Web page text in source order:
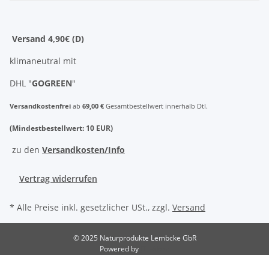
Versand 4,90€ (D)
klimaneutral mit
DHL "GOGREEN"
Versandkostenfrei ab 69,00 € Gesamtbestellwert innerhalb Dtl.
(Mindestbestellwert: 10 EUR)
zu den Versandkosten/Info
Vertrag widerrufen
* Alle Preise inkl. gesetzlicher USt., zzgl. Versand
© 2025 Naturprodukte Lembcke GbR
Powered by